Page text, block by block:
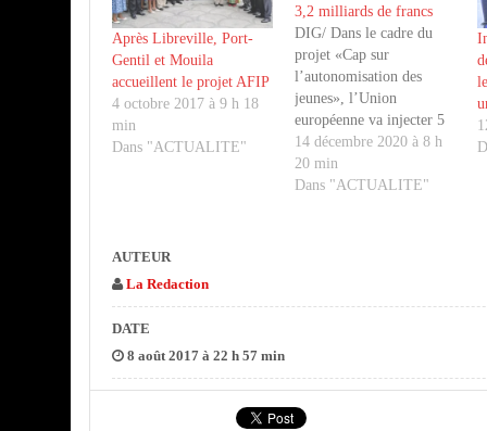
Après Libreville, Port-
Gentil et Mouila
accueillent le projet AFIP
4 octobre 2017 à 9 h 18
min
Dans "ACTUALITE"
3,2 milliards de francs
DIG/ Dans le cadre du
projet «Cap sur
l’autonomisation des
jeunes», l’Union
européenne va injecter 5
millions d’euros (3,28
milliards de francs)
conformément à la
14 décembre 2020 à 8 h
20 min
Dans "ACTUALITE"
AUTEUR
La Redaction
DATE
8 août 2017 à 22 h 57 min